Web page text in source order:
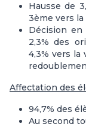
Hausse de
3ème vers la
Décision
2,3% des
4,3% vers la
Affectation des
94,7% des
Au second